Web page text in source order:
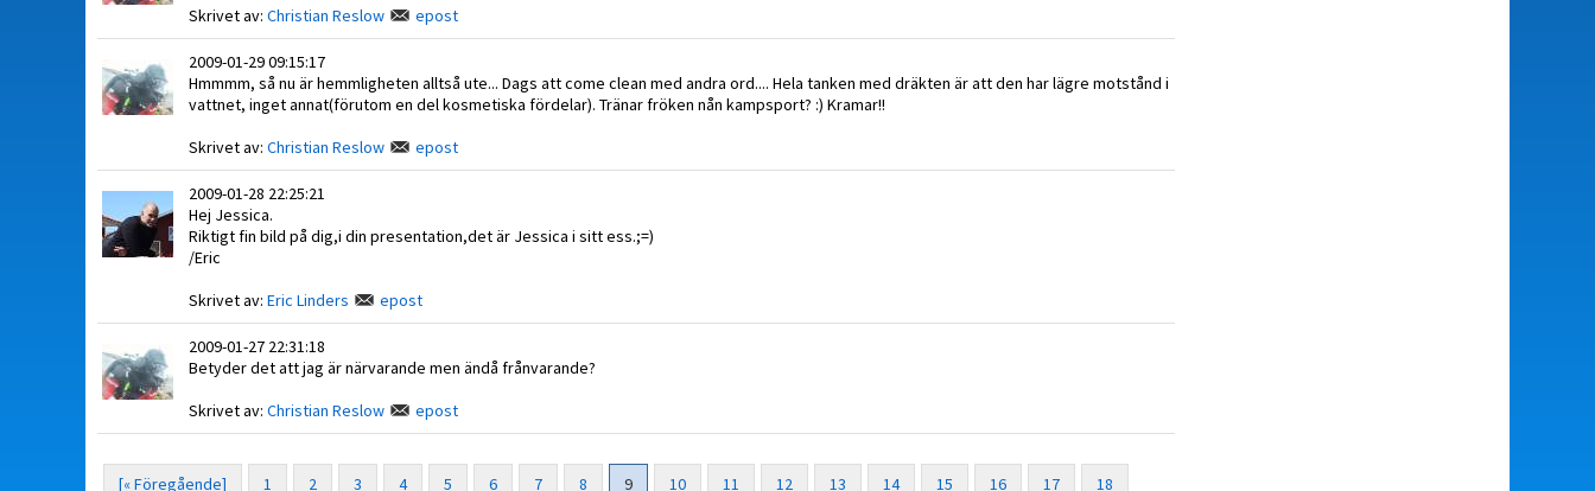
Skrivet av: Christian Reslow epost
2009-01-29 09:15:17
Hmmmm, så nu är hemmligheten alltså ute... Dags att come clean med andra ord.... Hela tanken med dräkten är att den har lägre motstånd i
vattnet, inget annat(förutom en del kosmetiska fördelar). Tränar fröken nån kampsport? :) Kramar!!
Skrivet av: Christian Reslow epost
2009-01-28 22:25:21
Hej Jessica.
Riktigt fin bild på dig,i din presentation,det är Jessica i sitt ess.;=)
/Eric
Skrivet av: Eric Linders epost
2009-01-27 22:31:18
Betyder det att jag är närvarande men ändå frånvarande?
Skrivet av: Christian Reslow epost
[« Föregående] 1 2 3 4 5 6 7 8 9 10 11 12 13 14 15 16 17 18